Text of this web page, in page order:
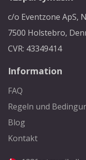
c/o Eventzone ApS,
7500 Holstebro,
CVR: 43349414
Information
FAQ
Regeln und
Blog
Kontakt